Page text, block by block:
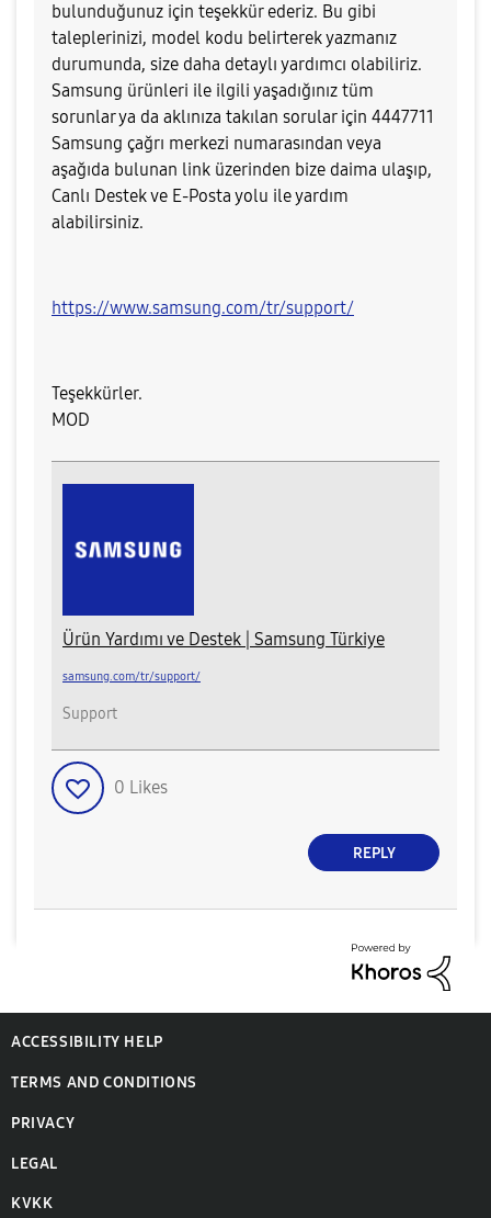
bulunduğunuz için teşekkür ederiz. Bu gibi
taleplerinizi, model kodu belirterek yazmanız
durumunda, size daha detaylı yardımcı olabiliriz.
Samsung ürünleri ile ilgili yaşadığınız tüm
sorunlar ya da aklınıza takılan sorular için 4447711
Samsung çağrı merkezi numarasından veya
aşağıda bulunan link üzerinden bize daima ulaşıp,
Canlı Destek ve E-Posta yolu ile yardım
alabilirsiniz.
https://www.samsung.com/tr/support/
Teşekkürler.
MOD
Ürün Yardımı ve Destek | Samsung Türkiye
samsung.com/tr/support/
Support
0 Likes
REPLY
ACCESSIBILITY HELP
TERMS AND CONDITIONS
PRIVACY
LEGAL
KVKK